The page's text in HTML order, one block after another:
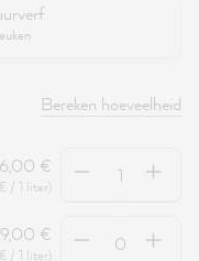
Bereken hoeveelheid
€
/ 1 liter)
Hoeveelheid
€
/ 1 liter)
Hoeveelheid